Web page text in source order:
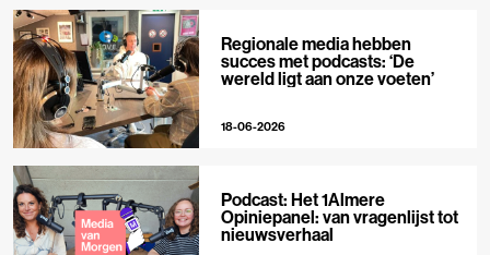
Regionale media hebben
succes met podcasts: ‘De
wereld ligt aan onze voeten’
18-06-2026
Podcast: Het 1Almere
Opiniepanel: van vragenlijst tot
nieuwsverhaal